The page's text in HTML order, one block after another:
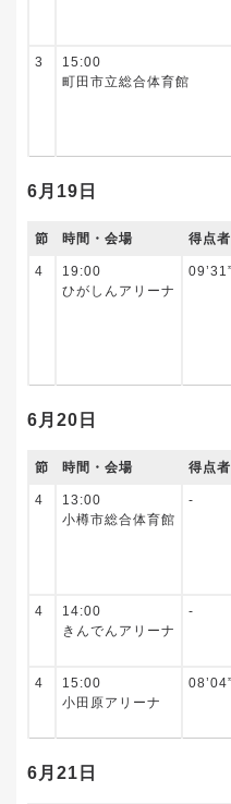
3
15:00
町田市立総合体育館
6月19日
節 時間・会場 得点者
4
19:00
ひがしんアリーナ
6月20日
節 時間・会場 得点者
4
13:00
小樽市総合体育館
‐
4
14:00
きんでんアリーナ
‐
4
15:00
小田原アリーナ
6月21日